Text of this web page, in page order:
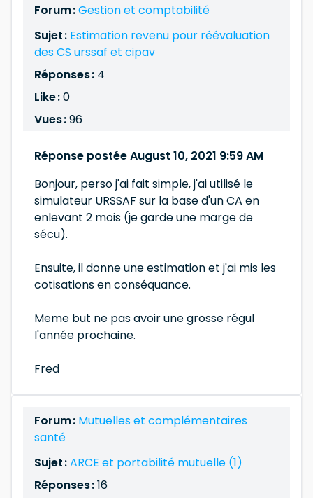
Forum :Gestion et comptabilité
Sujet : Estimation revenu pour réévaluation
des CS urssaf et cipav
Réponses : 4
Like :0
Vues :96
Réponse postée August 10, 2021 9:59 AM
Bonjour, perso j'ai fait simple, j'ai utilisé le
simulateur URSSAF sur la base d'un CA en
enlevant 2 mois (je garde une marge de
sécu).
Ensuite, il donne une estimation et j'ai mis les
cotisations en conséquance.
Meme but ne pas avoir une grosse régul
l'année prochaine.
Fred
Forum : Mutuelles et complémentaires
santé
Sujet :ARCE et portabilité mutuelle (1)
Réponses :16